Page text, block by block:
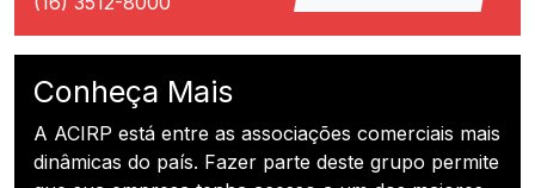
Conheça Mais
A ACIRP está entre as associações comerciais mais
dinâmicas do país. Fazer parte deste grupo permite